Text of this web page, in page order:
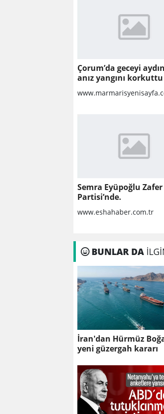
Çorum’da geceyi
anız yangını korkuttu
Semra Eyüpoğlu Zafer
Partisi’nde.
www.eshahaber.com.tr
BUNLAR DA
İran'dan Hürmüz
yeni güzergah kararı